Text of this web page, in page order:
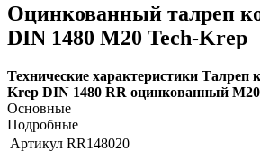
Оцинкованный талреп
DIN 1480 М20 Tech-Krep
Технические характеристики Талреп
Krep DIN 1480 RR оцинкованный М20
Основные
Подробные
Артикул RR148020